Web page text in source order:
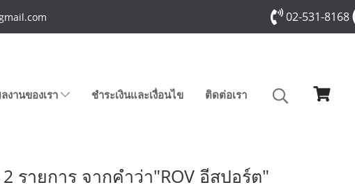
02-531-8168
งานของเรา ชำระเงินและเงื่อนไข ติดต่อเรา
รายการ จากคำว่า"ROV อีสปอร์ต"